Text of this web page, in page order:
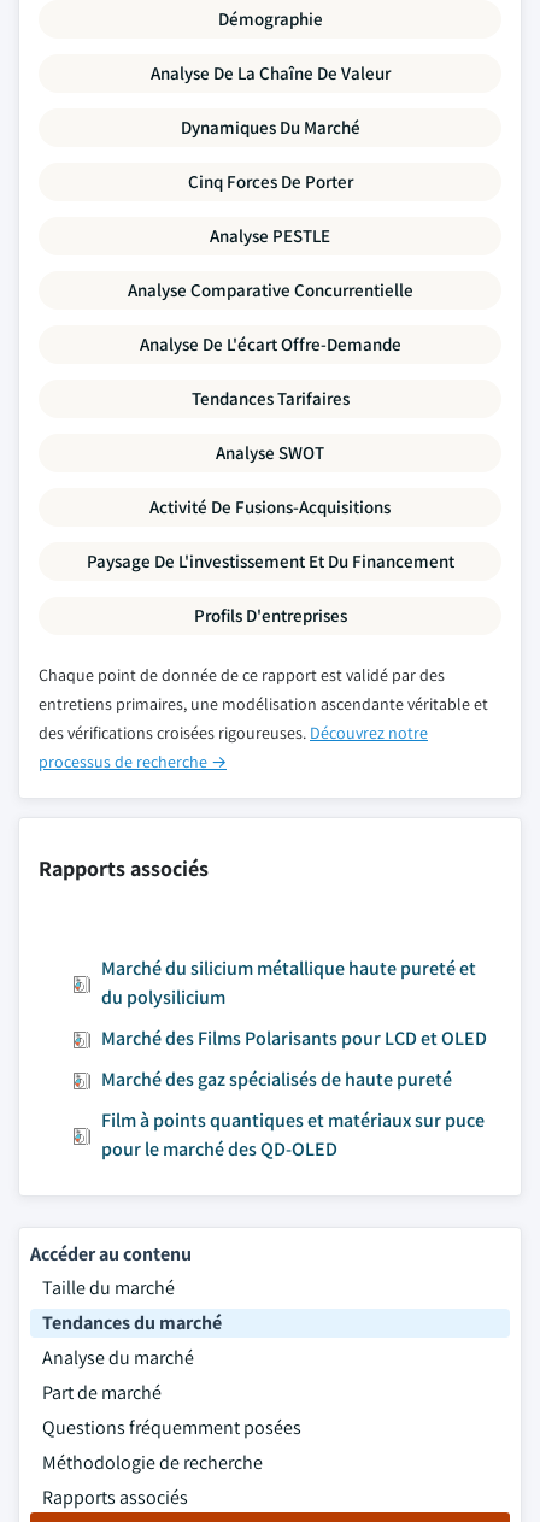
Démographie
Analyse De La Chaîne De Valeur
Dynamiques Du Marché
Cinq Forces De Porter
Analyse PESTLE
Analyse Comparative Concurrentielle
Analyse De L'écart Offre-Demande
Tendances Tarifaires
Analyse SWOT
Activité De Fusions-Acquisitions
Paysage De L'investissement Et Du Financement
Profils D'entreprises
Chaque point de donnée de ce rapport est validé par des
entretiens primaires, une modélisation ascendante véritable et
des vérifications croisées rigoureuses. Découvrez notre
processus de recherche →
Rapports associés
Marché du silicium métallique haute pureté et
du polysilicium
Marché des Films Polarisants pour LCD et OLED
Marché des gaz spécialisés de haute pureté
Film à points quantiques et matériaux sur puce
pour le marché des QD-OLED
Accéder au contenu
Taille du marché
Tendances du marché
Analyse du marché
Part de marché
Questions fréquemment posées
Méthodologie de recherche
Rapports associés